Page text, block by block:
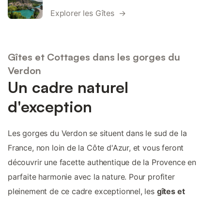
Explorer les Gîtes →
Gîtes et Cottages dans les gorges du
Verdon
Un cadre naturel
d'exception
Les gorges du Verdon se situent dans le sud de la
France, non loin de la Côte d'Azur, et vous feront
découvrir une facette authentique de la Provence en
parfaite harmonie avec la nature. Pour profiter
pleinement de ce cadre exceptionnel, les gîtes et